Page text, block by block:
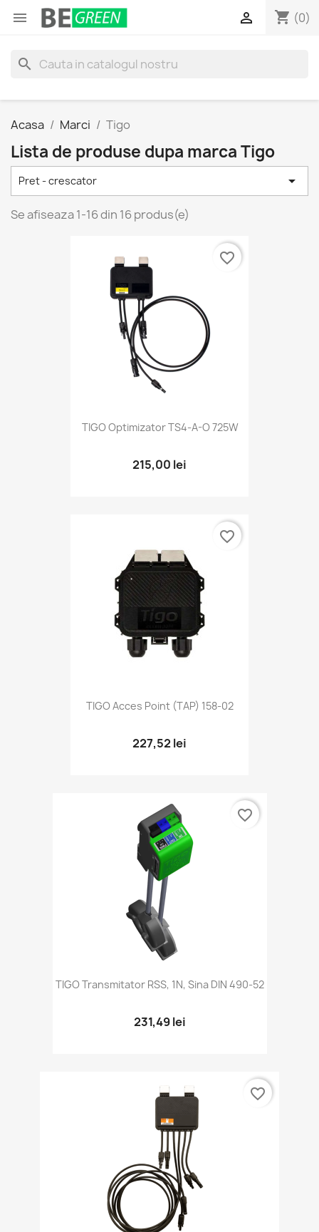
 shopping_cart (0)

search
Acasa Marci Tigo
Lista de produse dupa marca Tigo
Pret - crescator 
Se afiseaza 1-16 din 16 produs(e)
TIGO Optimizator TS4-A-O 725W
215,00 lei
favorite_border
TIGO Acces Point (TAP) 158-02
227,52 lei
favorite_border
TIGO Transmitator RSS, 1N, Sina DIN 490-52
231,49 lei
favorite_border
favorite_border